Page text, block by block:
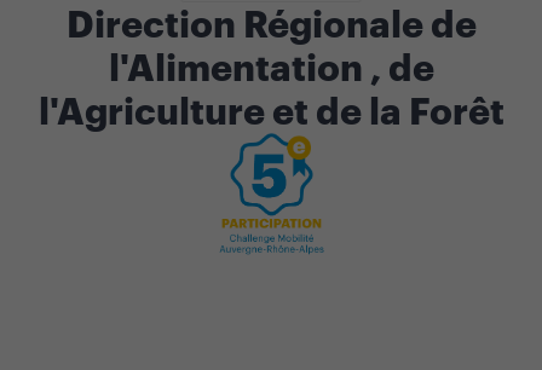
Direction Régionale de
l'Alimentation , de
l'Agriculture et de la Forêt